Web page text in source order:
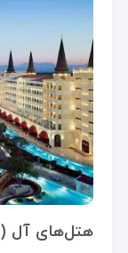
هتل‌های آل (ALL INCLUSIVE)